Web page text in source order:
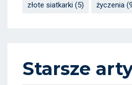
złote siatkarki (5) życzenia
Starsze